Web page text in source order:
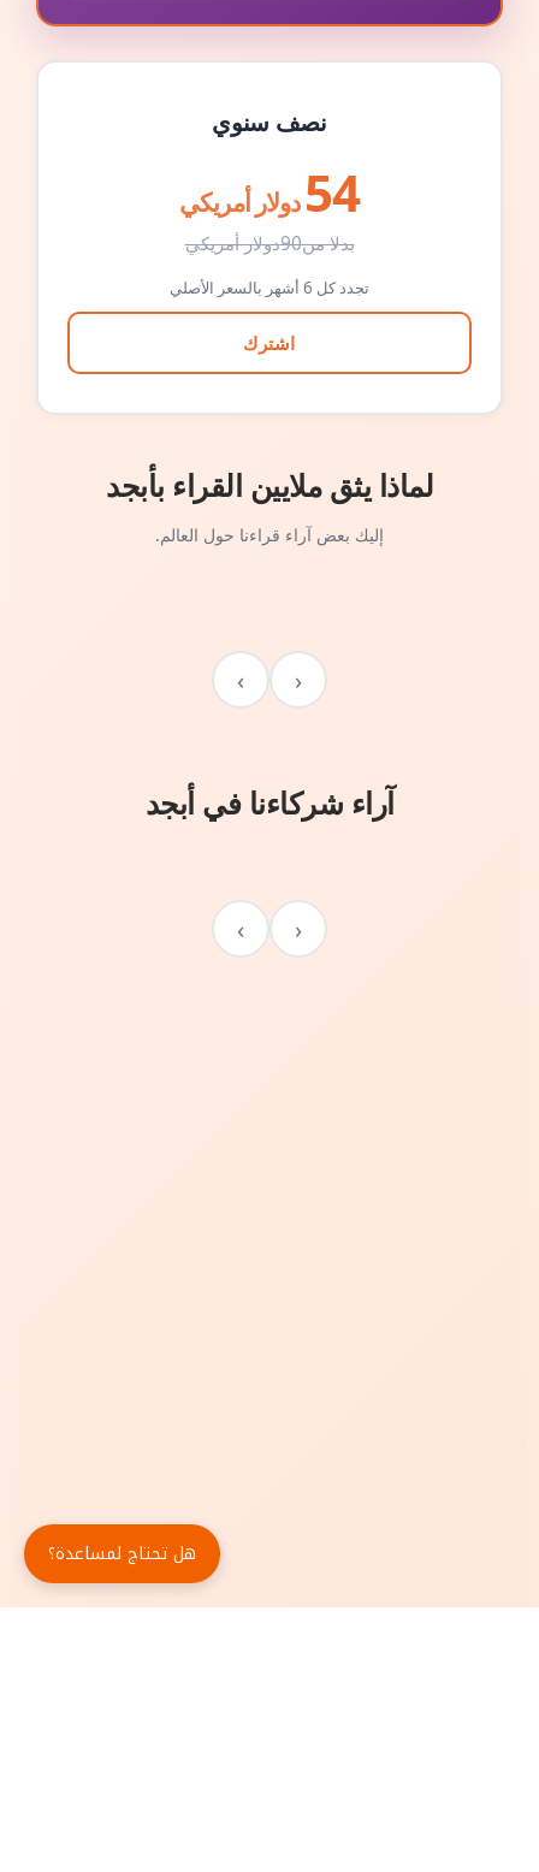
نصف سنوي
54 دولار أمريكي
بدلا من90دولار أمريكي
تجدد كل 6 أشهر بالسعر الأصلي
اشترك
لماذا يثق ملايين القراء بأبجد
إليك بعض آراء قراءنا حول العالم.
‹
›
آراء شركاءنا في أبجد
‹
›
هل تحتاج لمساعدة؟